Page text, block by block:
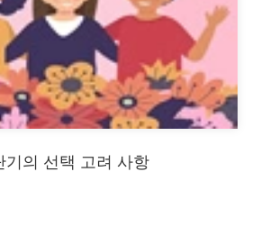
기의 선택 고려 사항